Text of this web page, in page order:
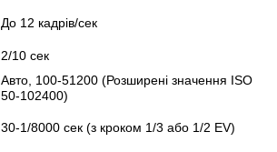
До 12 кадрів/сек
2/10 сек
Авто, 100-51200 (Розширені значення ISO
50-102400)
30-1/8000 сек (з кроком 1/3 або 1/2 EV)